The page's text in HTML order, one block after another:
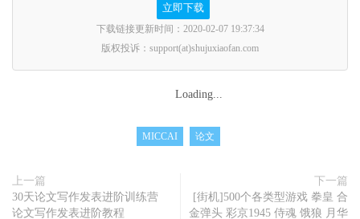
立即下载
下载链接更新时间：2020-02-07 19:37:34
版权投诉：support(at)shujuxiaofan.com
Loading...
MICCAI 论文
上一篇
30天论文写作发表进阶训练营
论文写作发表进阶教程
下一篇
[街机]500个各类型游戏 拳皇 合
金弹头 彩京1945 侍魂 饿狼 月华